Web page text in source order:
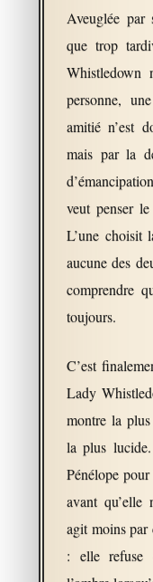
Aveuglée par
que trop
Whistledown
personne,
amitié n’est
mais par la
veut penser
L’une choisit
aucune des
comprendre
toujours.
C’est
Lady
montre la
la plus
Pénélope
avant qu’elle
agit moins par
: elle refuse